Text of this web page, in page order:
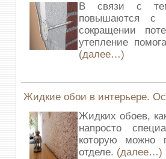
В связи с
повышаются с
сокращении
утепление
(далее…)
Жидкие обои в интерьере.
Жидких обоев,
напросто
которую можно
отделе. (далее…)